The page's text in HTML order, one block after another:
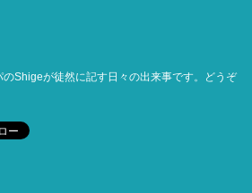
のShigeが徒然に記す日々の出来事です。どうぞ